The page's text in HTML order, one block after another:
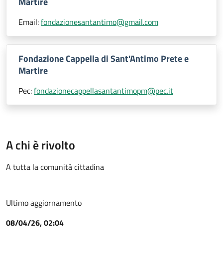
Email:fondazionesantantimo@gmail.com
Fondazione Cappella di Sant'Antimo Prete e
Martire
Pec:fondazionecappellasantantimopm@pec.it
A chi è rivolto
A tutta la comunità cittadina
Ultimo aggiornamento
08/04/26, 02:04